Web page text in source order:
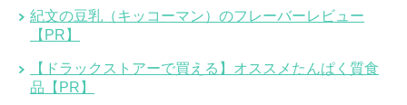
紀文の豆乳（キッコーマン）のフレーバーレビュー
【PR】
【ドラックストアーで買える】オススメたんぱく質食
品【PR】